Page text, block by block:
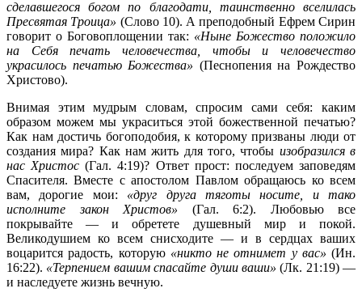
сделавшегося богом по благодати, таинственно вселилась
Пресвятая Троица» (Слово 10). А преподобный Ефрем Сирин
говорит о Боговоплощении так: «Ныне Божество положило
на Себя печать человечества, чтобы и человечество
украсилось печатью Божества» (Песнопения на Рождество
Христово).
Внимая этим мудрым словам, спросим сами себя: каким
образом можем мы украситься этой божественной печатью?
Как нам достичь богоподобия, к которому призваны люди от
создания мира? Как нам жить для того, чтобы изобразился в
нас Христос (Гал. 4:19)? Ответ прост: последуем заповедям
Спасителя. Вместе с апостолом Павлом обращаюсь ко всем
вам, дорогие мои: «друг друга тяготы носите, и тако
исполните закон Христов» (Гал. 6:2). Любовью все
покрывайте — и обретете душевный мир и покой.
Великодушием ко всем снисходите — и в сердцах ваших
воцарится радость, которую «никто не отнимет у вас» (Ин.
16:22). «Терпением вашим спасайте души ваши» (Лк. 21:19) —
и наследуете жизнь вечную.